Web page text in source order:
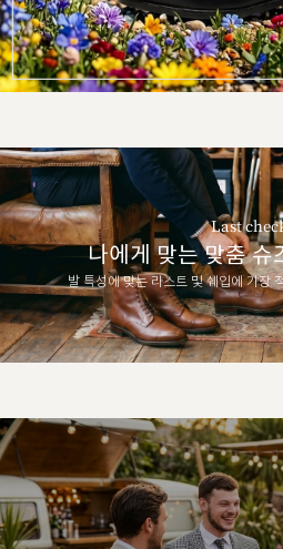
Last
나에게 맞는 맞춤 슈
발 특성에 맞는 라스트 및 쉐입에 가장